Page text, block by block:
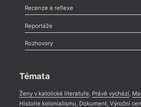
Esej ,Pádlo,Úvaha
Recenze a reflexe
Recenze
Méně slov o próze,Celá rubrika
Reportáže
Literární zítřky
Celá rubrika
Rozhovory
Témata
Ženy v katolické literatuře, Právě vychází,
Historie kolonialismu, Dokument, Výroční